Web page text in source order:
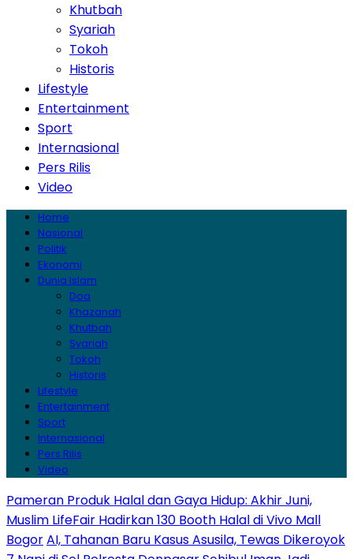
Khutbah
Syariah
Tokoh
Historis
Lifestyle
Entertainment
Sport
Internasional
Pers Rilis
Video
Home
Nasional
Politik
Ekonomi
Dunia Islam
Doa
Khazanah
Khutbah
Syariah
Tokoh
Historis
Lifestyle
Entertainment
Sport
Internasional
Pers Rilis
Video
Pameran Produk Halal dan Gaya Hidup: Akhir Juni,
Muslim LifeFair Hadirkan 130 Booth Halal di Vivo Mall
BogorAI, Tahanan Baru Kasus Asusila, Tewas Dikeroyok